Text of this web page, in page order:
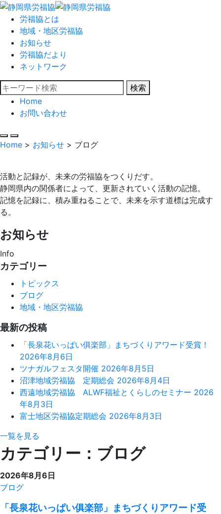
労福協とは
地域・地区労福協
お知らせ
労福協だより
ネットワーク
検索
Home
お問い合わせ
Home > お知らせ > ブログ
活動と記録が、未来の労福協をつくりだす。
静岡県内の関係者によって、更新されていく活動の記憶。
記憶を記録に、積み重ねることで、未来を示す道標は完成す
る。
お知らせ
Info
カテゴリー
トピックス
ブログ
地域・地区労福協
最新の投稿
「長泉花いっぱい俱楽部」まちづくりアワード受賞！
2026年8月6日
ツナガルフェスタ開催 2026年8月5日
沼津地域労福協 定期総会 2026年8月4日
西遠地域労福協 ALWF福祉とくらしのセミナー 2026
年8月3日
富士地区労福協定期総会 2026年8月3日
一覧を見る
カテゴリー：ブログ
2026年8月6日
ブログ
「長泉花いっぱい俱楽部」まちづくりアワード受